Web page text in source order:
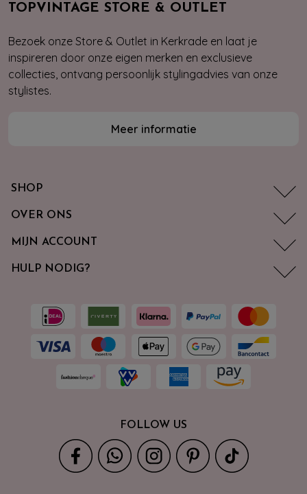
TOPVINTAGE STORE & OUTLET
Bezoek onze Store & Outlet in Kerkrade en laat je
inspireren door onze eigen merken en exclusieve
collecties, ontvang persoonlijk stylingadvies van onze
stylistes.
Meer informatie
SHOP
OVER ONS
MIJN ACCOUNT
HULP NODIG?
FOLLOW US